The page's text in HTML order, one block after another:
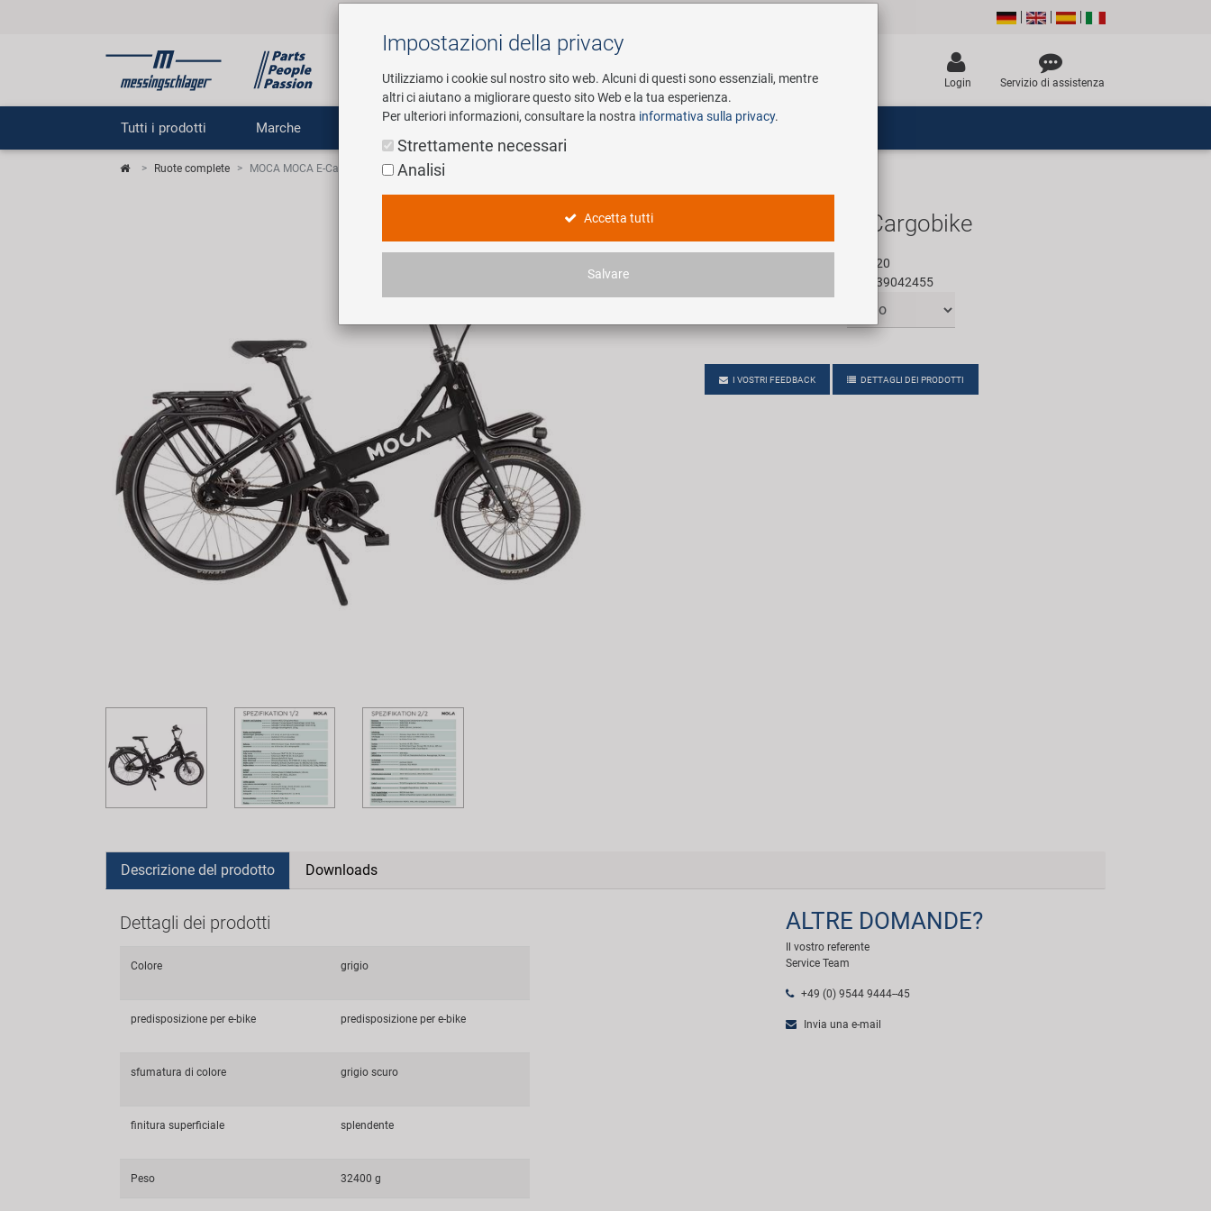
Cerca
Login Servizio di assistenza
Tutti i prodotti Marche E-Mobility
Ruote complete MOCA MOCA E-Cargobike
MOCA MOCA E-Cargobike
171020
887539042455
Colore:
I VOSTRI FEEDBACK DETTAGLI DEI PRODOTTI
Descrizione del prodotto Downloads
Dettagli dei prodotti
Colore grigio
predisposizione per e-bike predisposizione per e-bike
sfumatura di colore grigio scuro
finitura superficiale splendente
Peso 32400 g
ALTRE DOMANDE?
Il vostro referente
Service Team
+49 (0) 9544 9444--45
Invia una e-mail
Impostazioni della privacy
Utilizziamo i cookie sul nostro sito web. Alcuni di questi sono essenziali, mentre
altri ci aiutano a migliorare questo sito Web e la tua esperienza.
Per ulteriori informazioni, consultare la nostra informativa sulla privacy.
Strettamente necessari
Analisi
Accetta tutti
Salvare